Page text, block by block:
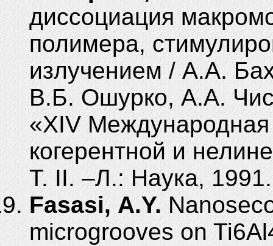
диссоциация
полимера,
излучением / А.А.
В.Б. Ошурко, А.А.
«XIV
когерентной и
T. II. –Л.: Наука,
Fasasi, A.Y.
microgrooves on